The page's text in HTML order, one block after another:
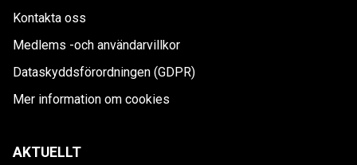
Kontakta oss
Medlems -och användarvillkor
Dataskyddsförordningen (GDPR)
Mer information om cookies
AKTUELLT